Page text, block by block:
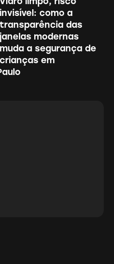
invisível: como a
transparência das
janelas modernas
muda a segurança de
crianças em